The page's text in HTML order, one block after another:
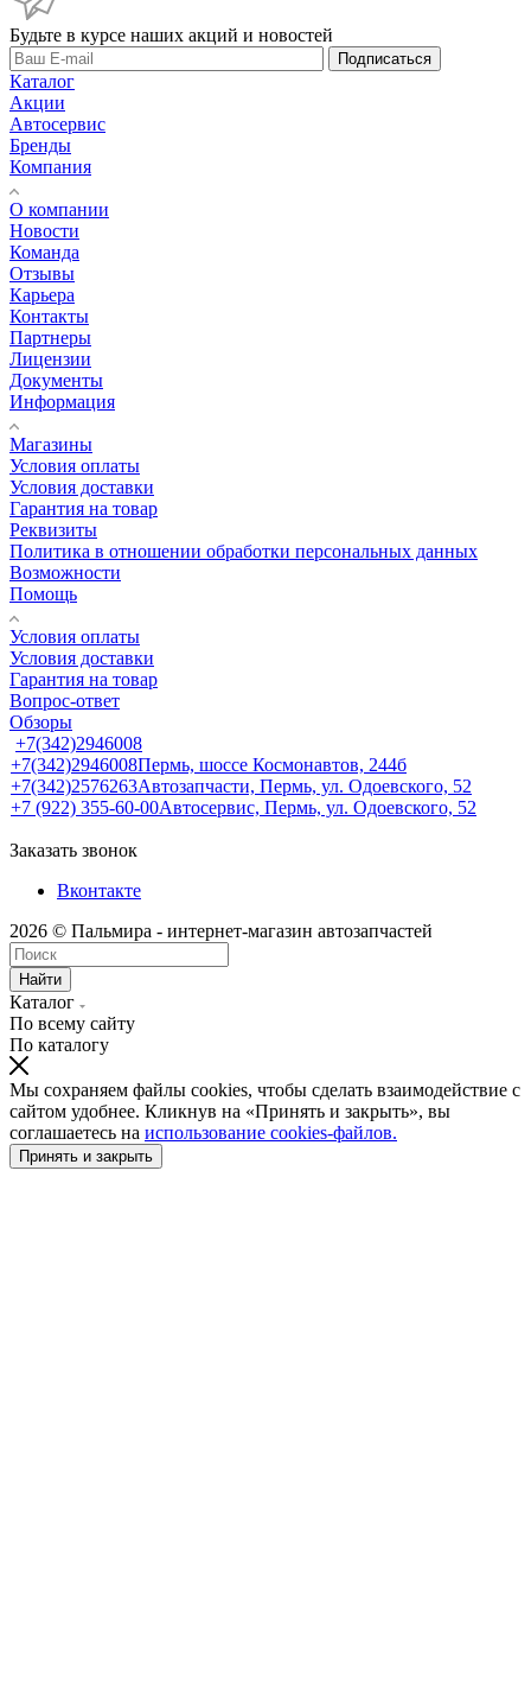
Будьте в курсе наших акций и новостей
Подписаться
Каталог
Акции
Автосервис
Бренды
Компания
О компании
Новости
Команда
Отзывы
Карьера
Контакты
Партнеры
Лицензии
Документы
Информация
Магазины
Условия оплаты
Условия доставки
Гарантия на товар
Реквизиты
Политика в отношении обработки персональных данных
Возможности
Помощь
Условия оплаты
Условия доставки
Гарантия на товар
Вопрос-ответ
Обзоры
+7(342)2946008
+7(342)2946008Пермь, шоссе Космонавтов, 244б
+7(342)2576263Автозапчасти, Пермь, ул. Одоевского, 52
+7 (922) 355-60-00Автосервис, Пермь, ул. Одоевского, 52
Заказать звонок
Вконтакте
2026 © Пальмира - интернет-магазин автозапчастей
Найти
Каталог
По всему сайту
По каталогу
Мы сохраняем файлы cookies, чтобы сделать взаимодействие с
сайтом удобнее. Кликнув на «Принять и закрыть», вы
соглашаетесь на использование cookies-файлов.
Принять и закрыть